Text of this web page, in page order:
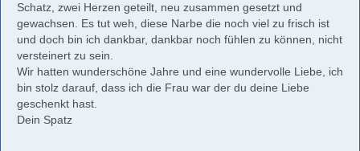
Schatz, zwei Herzen geteilt, neu zusammen gesetzt und
gewachsen. Es tut weh, diese Narbe die noch viel zu frisch ist
und doch bin ich dankbar, dankbar noch fühlen zu können, nicht
versteinert zu sein.
Wir hatten wunderschöne Jahre und eine wundervolle Liebe, ich
bin stolz darauf, dass ich die Frau war der du deine Liebe
geschenkt hast.
Dein Spatz